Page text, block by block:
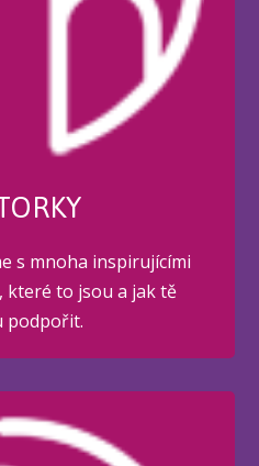
s mnoha inspirujícími
které to jsou a jak tě
podpořit.